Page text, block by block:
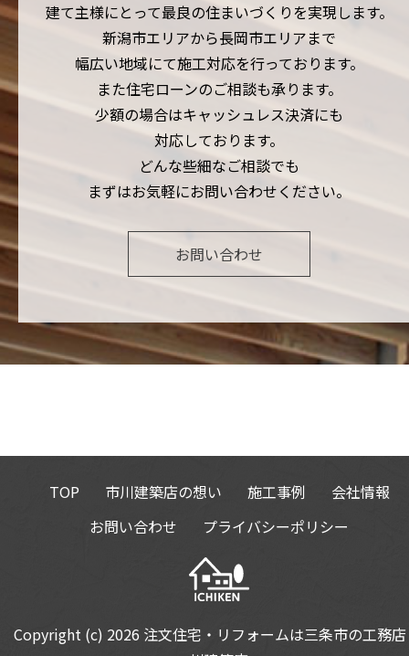
建て主様にとって最良の住まいづくりを実現します。
新潟市エリアから長岡市エリアまで
幅広い地域にて施工対応を行っております。
また住宅ローンのご相談も承ります。
少額の場合はキャッシュレス決済にも
対応しております。
どんな些細なご相談でも
まずはお気軽にお問い合わせください。
お問い合わせ
TOP 市川建築店の想い 施工事例
会社情報
お問い合わせ
プライバシーポリシー
Copyright (c) 2026 注文住宅・リフォームは三条市の工務